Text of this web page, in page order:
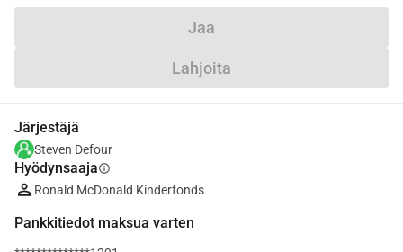
Jaa
Lahjoita
Järjestäjä
Steven Defour
Hyödynsaajainfo
Ronald McDonald Kinderfonds
Pankkitiedot maksua varten